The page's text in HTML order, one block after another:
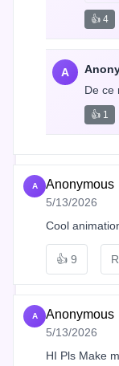
👍 4
A
De ce
👍 1
A Anonymous
5/13/2026
Cool
👍 9
A Anonymous
5/13/2026
HI Pls Make